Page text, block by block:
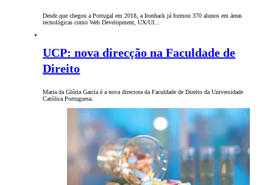
Desde que chegou a Portugal em 2018, a Ironhack já formou 370 alunos em áreas
tecnológicas como Web Development, UX/UI…
UCP: nova direcção na Faculdade de
Direito
Maria da Glória Garcia é a nova directora da Faculdade de Direito da Universidade
Católica Portuguesa.